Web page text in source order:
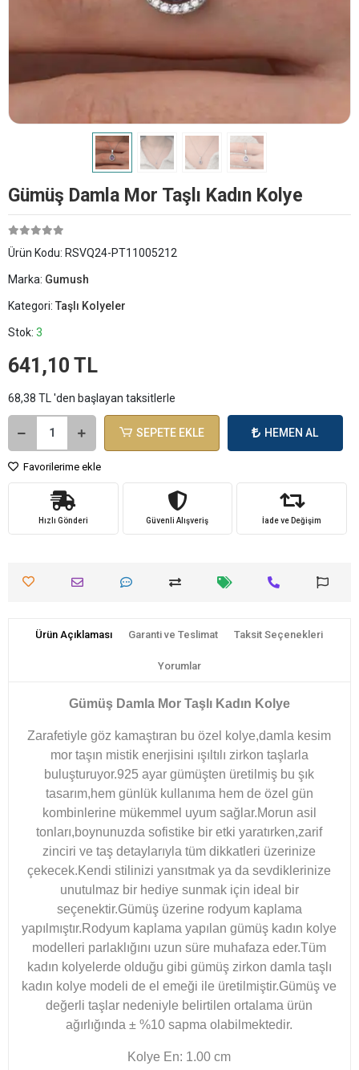
Gümüş Damla Mor Taşlı Kadın Kolye
Ürün Kodu: RSVQ24-PT11005212
Marka: Gumush
Kategori: Taşlı Kolyeler
Stok: 3
641,10 TL
68,38 TL 'den başlayan taksitlerle
SEPETE EKLE HEMEN AL
Favorilerime ekle
Hızlı Gönderi Güvenli Alışveriş İade ve Değişim
Ürün Açıklaması Garanti ve Teslimat Taksit Seçenekleri
Yorumlar
Gümüş Damla Mor Taşlı Kadın Kolye
Zarafetiyle göz kamaştıran bu özel kolye,damla kesim
mor taşın mistik enerjisini ışıltılı zirkon taşlarla
buluşturuyor.925 ayar gümüşten üretilmiş bu şık
tasarım,hem günlük kullanıma hem de özel gün
kombinlerine mükemmel uyum sağlar.Morun asil
tonları,boynunuzda sofistike bir etki yaratırken,zarif
zinciri ve taş detaylarıyla tüm dikkatleri üzerinize
çekecek.Kendi stilinizi yansıtmak ya da sevdiklerinize
unutulmaz bir hediye sunmak için ideal bir
seçenektir.Gümüş üzerine rodyum kaplama
yapılmıştır.Rodyum kaplama yapılan gümüş kadın kolye
modelleri parlaklığını uzun süre muhafaza eder.Tüm
kadın kolyelerde olduğu gibi gümüş zirkon damla taşlı
kadın kolye modeli de el emeği ile üretilmiştir.Gümüş ve
değerli taşlar nedeniyle belirtilen ortalama ürün
ağırlığında ± %10 sapma olabilmektedir.​
Kolye En: 1.00 cm